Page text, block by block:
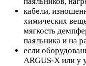
кабели,
химических
мягкость
паяльника и на
если
ARGUS-X или у